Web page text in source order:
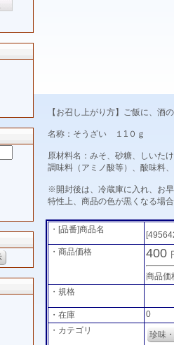
【お召し上がり方】ご飯に、酒
名称：そうざい １1０ｇ
原材料名：みそ、砂糖、しいた
調味料（アミノ酸等）、酸味料
※開封後は、冷蔵庫に入れ、お
特性上、商品の色が黒くなる場
・[品番]商品名
・商品価格
400
商品価
・規格
・在庫
0
・カテゴリ
珍味